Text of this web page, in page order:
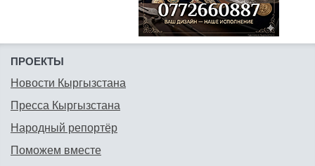
ПРОЕКТЫ
Новости Кыргызстана
Пресса Кыргызстана
Народный репортёр
Поможем вместе